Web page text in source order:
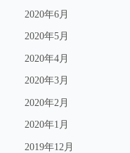
2020年6月
2020年5月
2020年4月
2020年3月
2020年2月
2020年1月
2019年12月